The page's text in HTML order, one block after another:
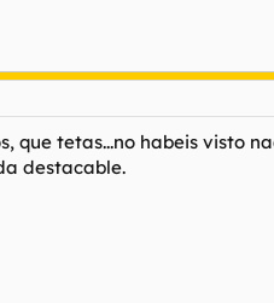
que tetas...no habeis visto
destacable.